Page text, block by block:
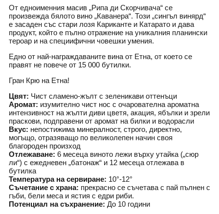
От едноименния масив „Рипа ди Скорчивача“ се
произвежда бялото вино „Каванера“. Този „сингъл винярд“
е засаден със стари лозя Кариканте и Катарато и дава
продукт, който е пълно отражение на уникалния планински
тероар и на специифични човешки умения.
Едно от най-награждаваните вина от Етна, от което се
правят не повече от 15 000 бутилки.
Гран Крю на Етна!
Цвят: Чист сламено-жълт с зеленикави оттенъци
Аромат: изумително чист нос с очарователна ароматна
интензивност на жълти диви цветя, акация, ябълки и зрели
праскови, подправени от аромат на билки и водорасли
Вкус: непостижима минералност, строго, директно,
могъщо, отразяващо по великолепен начин своя
благороден произход
Отлежаване: 6 месеца виното лежи върху утайка („сюр
ли“) с ежедневен „батонаж“ и 12 месеца отлежава в
бутилка
Температура на сервиране: 10°-12°
Съчетание с храна: прекрасно се съчетава с пай пълнен с
гъби, бели меса и ястия с едри риби.
Потенциал на съхранение: До 10 години